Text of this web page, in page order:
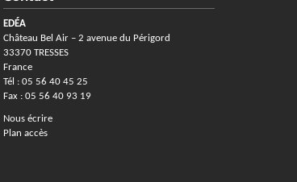
EDÉA
Château Bel Air – 2 avenue du Périgord
33370 TRESSES
France
Tél : 05 56 40 45 25
Fax : 05 56 40 93 19
Nous écrire
Plan accès